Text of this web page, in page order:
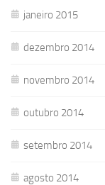
janeiro 2015
dezembro 2014
novembro 2014
outubro 2014
setembro 2014
agosto 2014